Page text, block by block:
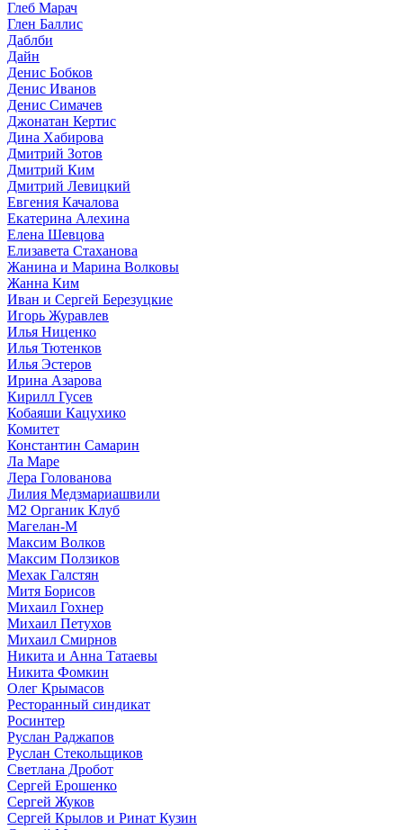
Глеб Марач
Глен Баллис
Даблби
Дайн
Денис Бобков
Денис Иванов
Денис Симачев
Джонатан Кертис
Дина Хабирова
Дмитрий Зотов
Дмитрий Ким
Дмитрий Левицкий
Евгения Качалова
Екатерина Алехина
Елена Шевцова
Елизавета Стаханова
Жанина и Марина Волковы
Жанна Ким
Иван и Сергей Березуцкие
Игорь Журавлев
Илья Ниценко
Илья Тютенков
Илья Эстеров
Ирина Азарова
Кирилл Гусев
Кобаяши Кацухико
Комитет
Константин Самарин
Ла Маре
Лера Голованова
Лилия Медзмариашвили
М2 Органик Клуб
Магелан-М
Максим Волков
Максим Ползиков
Мехак Галстян
Митя Борисов
Михаил Гохнер
Михаил Петухов
Михаил Смирнов
Никита и Анна Татаевы
Никита Фомкин
Олег Крымасов
Ресторанный синдикат
Росинтер
Руслан Раджапов
Руслан Стекольщиков
Светлана Дробот
Сергей Ерошенко
Сергей Жуков
Сергей Крылов и Ринат Кузин